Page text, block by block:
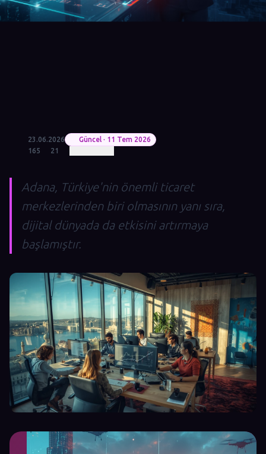
23.06.2026
Güncel · 11 Tem 2026
165
21
Adana, Türkiye'nin önemli ticaret
merkezlerinden biri olmasının yanı sıra,
dijital dünyada da etkisini artırmaya
başlamıştır.